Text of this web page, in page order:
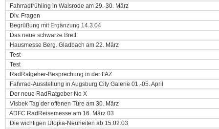
Fahrradfrühling in Walsrode am 29.-30. März
Div. Fragen
Begrüßung mit Ergänzung 14.3.04
Das neue schwarze Brett
Hausmesse Berg. Gladbach am 22. März
Test
Test
RadRatgeber-Besprechung in der FAZ
Fahrrad-Ausstellung in Augsburg City Galerie 01.-05. April
Der neue RadRatgeber No X
Visbek Tag der offenen Türe am 30. März
ADFC RadReisemesse am 16. März 03
Die wichtigen Utopia-Neuheiten ab 15.02.03